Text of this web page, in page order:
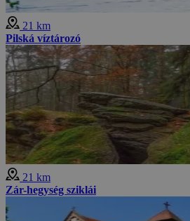
21 km
Pilská víztározó
21 km
Zár-hegység sziklái